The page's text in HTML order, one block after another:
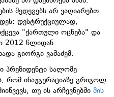
შედეგებს არ ვაღიარებთ.
დესტრუქციულად,
"ქართული ოცნება" და
2012 წლიდან
გიორგი ვაშაძემ.
პრეზიდენტი სალომე
რომ ინაუგურაციაზე გრიგოლ
თუ ის არჩევნებში მის